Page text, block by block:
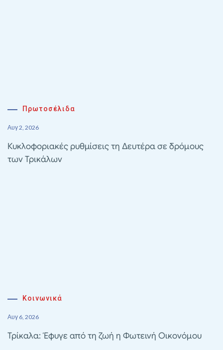
Πρωτοσέλιδα
Αυγ 2, 2026
Κυκλοφοριακές ρυθμίσεις τη Δευτέρα σε δρόμους
των Τρικάλων
Κοινωνικά
Αυγ 6, 2026
Τρίκαλα: Έφυγε από τη ζωή η Φωτεινή Οικονόμου